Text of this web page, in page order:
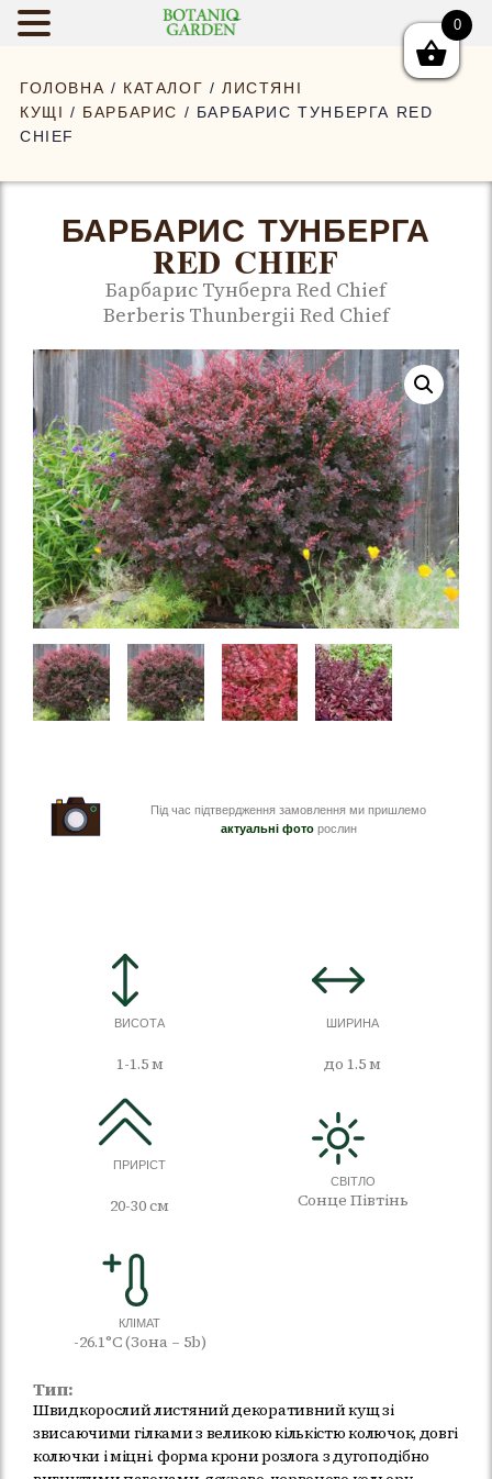
ГОЛОВНА / КАТАЛОГ /ЛИСТЯНІ
КУЩІ / БАРБАРИС / БАРБАРИС ТУНБЕРГА RED
CHIEF
БАРБАРИС ТУНБЕРГА
RED CHIEF
Барбарис Тунберга Red Chief
Berberis Thunbergii Red Chief
Під час підтвердження замовлення ми пришлемо
актуальні фоторослин
ВИСОТА
1-1.5 м
ШИРИНА
до 1.5 м
ПРИРІСТ
20-30 см
СВІТЛО
Сонце Півтінь
КЛІМАТ
-26.1°C (Зона – 5b)
Тип:
Швидкорослий листяний декоративний кущ зі
звисаючими гілками з великою кількістю колючок, довгі
колючки і міцні. форма крони розлога з дугоподібно
0